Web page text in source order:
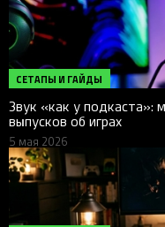
СЕТАПЫ И ГАЙДЫ
Звук «как у подкаста»:
выпусков об играх
5 мая 2026